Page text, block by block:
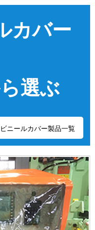
カバー
選ぶ
ビニールカバー製品一覧